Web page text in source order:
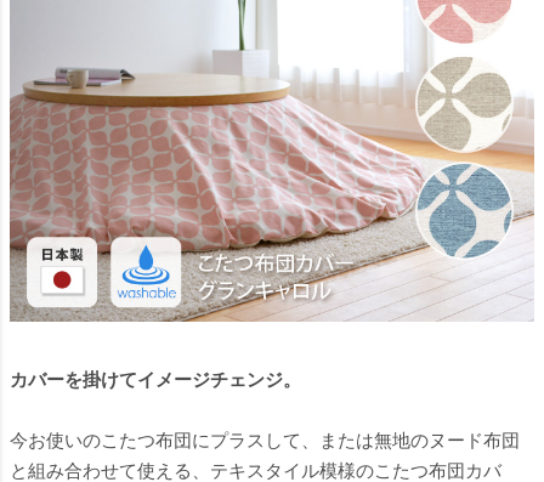
カバーを掛けてイメージチェンジ。
今お使いのこたつ布団にプラスして、または無地のヌード布団
と組み合わせて使える、テキスタイル模様のこたつ布団カバ